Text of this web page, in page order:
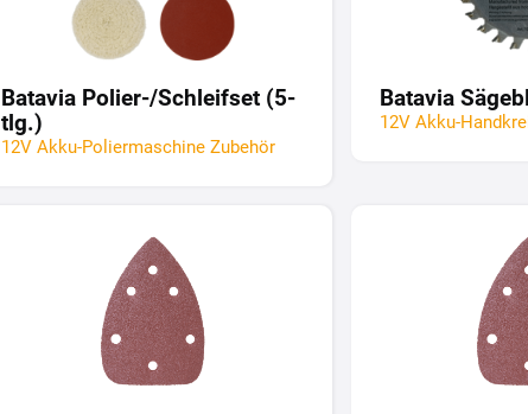
Batavia Polier-/Schleifset (5-
tlg.)
12V Akku-Poliermaschine Zubehör
Batavia
12V Akku-